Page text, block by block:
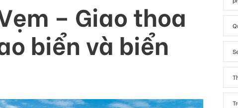
– Giao thoa
biển và biển